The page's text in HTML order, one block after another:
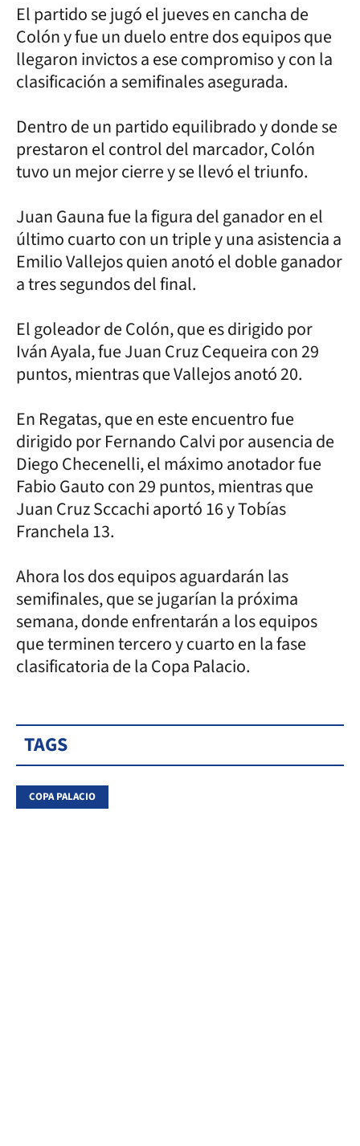
El partido se jugó el jueves en cancha de
Colón y fue un duelo entre dos equipos que
llegaron invictos a ese compromiso y con la
clasificación a semifinales asegurada.
Dentro de un partido equilibrado y donde se
prestaron el control del marcador, Colón
tuvo un mejor cierre y se llevó el triunfo.
Juan Gauna fue la figura del ganador en el
último cuarto con un triple y una asistencia a
Emilio Vallejos quien anotó el doble ganador
a tres segundos del final.
El goleador de Colón, que es dirigido por
Iván Ayala, fue Juan Cruz Cequeira con 29
puntos, mientras que Vallejos anotó 20.
En Regatas, que en este encuentro fue
dirigido por Fernando Calvi por ausencia de
Diego Checenelli, el máximo anotador fue
Fabio Gauto con 29 puntos, mientras que
Juan Cruz Sccachi aportó 16 y Tobías
Franchela 13.
Ahora los dos equipos aguardarán las
semifinales, que se jugarían la próxima
semana, donde enfrentarán a los equipos
que terminen tercero y cuarto en la fase
clasificatoria de la Copa Palacio.
TAGS
COPA PALACIO